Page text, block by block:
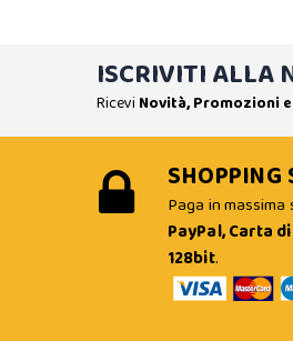
ISCRIVITI ALLA
Ricevi Novità, Promozioni
SHOPPING
Paga in
PayPal, Carta
128bit.